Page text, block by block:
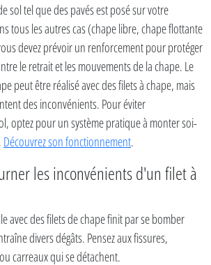
sol tel que des pavés est posé sur votre
tous les autres cas (chape libre, chape flottante
devez prévoir un renforcement pour protéger
le retrait et les mouvements de la chape. Le
peut être réalisé avec des filets à chape, mais
des inconvénients. Pour éviter
optez pour un système pratique à monter soi-
Découvrez son fonctionnement.
les inconvénients d'un filet à
avec des filets de chape finit par se bomber
divers dégâts. Pensez aux fissures,
carreaux qui se détachent.